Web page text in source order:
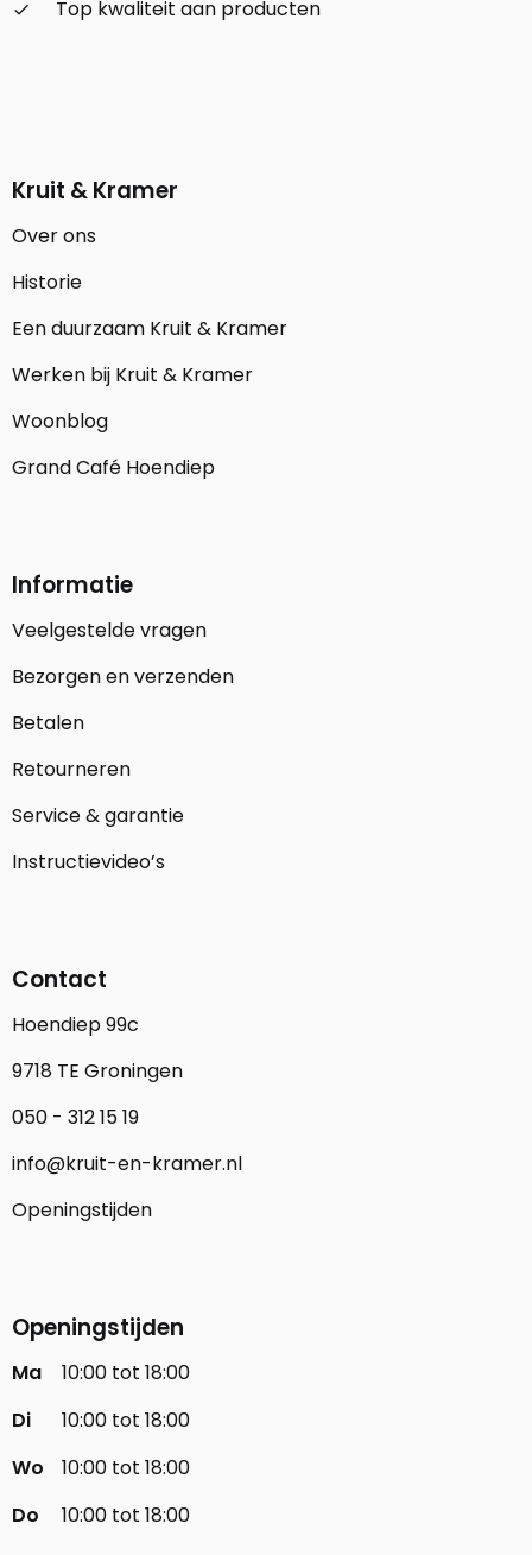
check_small
Top kwaliteit aan producten
Kruit & Kramer
Over ons
Historie
Een duurzaam Kruit & Kramer
Werken bij Kruit & Kramer
Woonblog
Grand Café Hoendiep
Informatie
Veelgestelde vragen
Bezorgen en verzenden
Betalen
Retourneren
Service & garantie
Instructievideo’s
Contact
Hoendiep 99c
9718 TE Groningen
050 - 312 15 19
info@kruit-en-kramer.nl
Openingstijden
Openingstijden
Ma
10:00 tot 18:00
Di
10:00 tot 18:00
Wo
10:00 tot 18:00
Do
10:00 tot 18:00